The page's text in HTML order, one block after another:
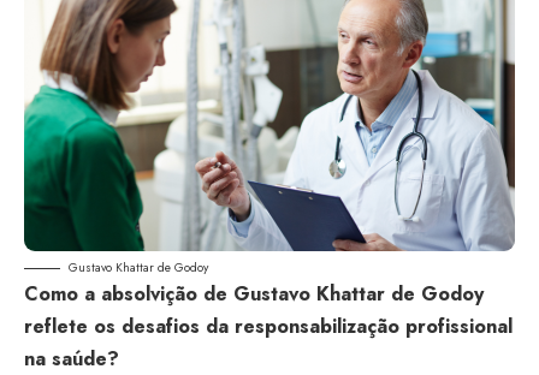
Gustavo Khattar de Godoy
Como a absolvição de Gustavo Khattar de Godoy
reflete os desafios da responsabilização profissional
na saúde?